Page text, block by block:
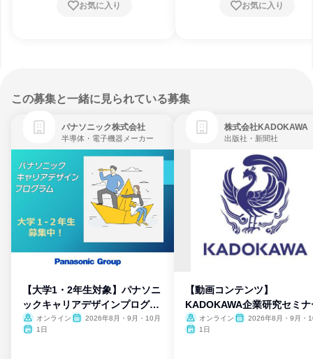
お気に入り お気に入り
この募集と一緒に見られている募集
パナソニック株式会社
半導体・電子機器メーカー
【大学1・2年生対象】パナソニ
ックキャリアデザインプログラ
ム
オンライン
2026年8月・9月・10月
1日
株式会社KADOKAWA
出版社・新聞社
【動画コンテンツ】
KADOKAWA企業研究セミナ
オンライン
2026年8月・9月・
1日